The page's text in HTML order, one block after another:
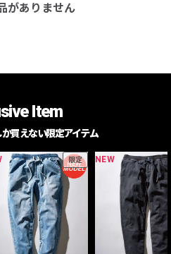
がありません
Item
買えない限定アイテム
限定 NEW